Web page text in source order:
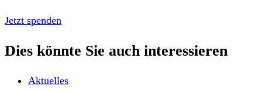
Jetzt spenden
Dies könnte Sie auch interessieren
Aktuelles